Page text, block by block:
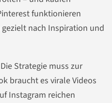
funktionieren
nach Inspiration und
Strategie muss zur
braucht es virale Videos
Instagram reichen